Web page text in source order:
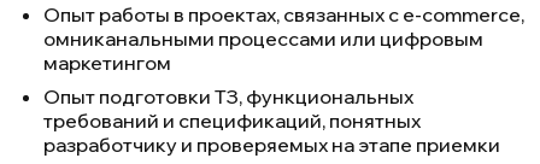
Опыт работы в проектах, связанных с e-commerce,
омниканальными процессами или цифровым
маркетингом
Опыт подготовки ТЗ, функциональных
требований и спецификаций, понятных
разработчику и проверяемых на этапе приемки